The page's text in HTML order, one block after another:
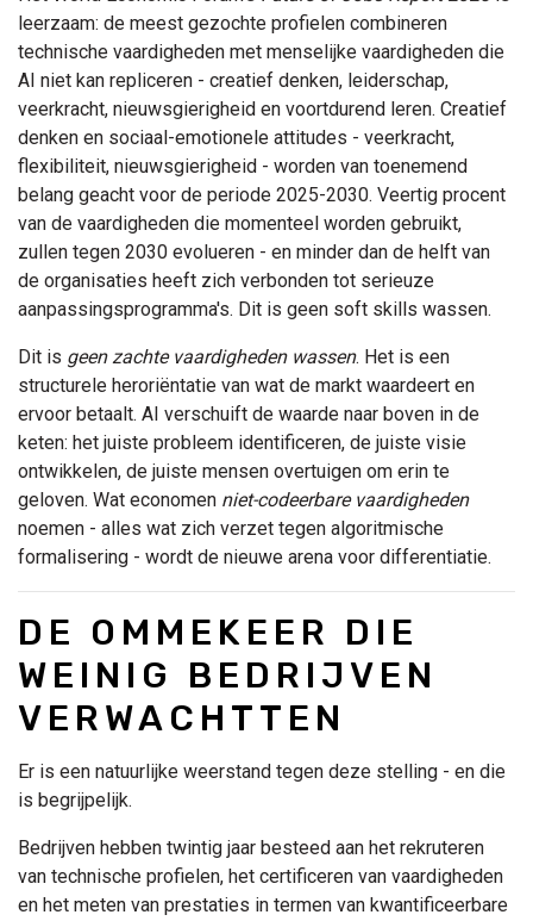
leerzaam: de meest gezochte profielen combineren
technische vaardigheden met menselijke vaardigheden die
AI niet kan repliceren - creatief denken, leiderschap,
veerkracht, nieuwsgierigheid en voortdurend leren. Creatief
denken en sociaal-emotionele attitudes - veerkracht,
flexibiliteit, nieuwsgierigheid - worden van toenemend
belang geacht voor de periode 2025-2030. Veertig procent
van de vaardigheden die momenteel worden gebruikt,
zullen tegen 2030 evolueren - en minder dan de helft van
de organisaties heeft zich verbonden tot serieuze
aanpassingsprogramma's. Dit is geen soft skills wassen.
Dit is geen zachte vaardigheden wassen. Het is een
structurele heroriëntatie van wat de markt waardeert en
ervoor betaalt. AI verschuift de waarde naar boven in de
keten: het juiste probleem identificeren, de juiste visie
ontwikkelen, de juiste mensen overtuigen om erin te
geloven. Wat economen niet-codeerbare vaardigheden
noemen - alles wat zich verzet tegen algoritmische
formalisering - wordt de nieuwe arena voor differentiatie.
DE OMMEKEER DIE
WEINIG BEDRIJVEN
VERWACHTTEN
Er is een natuurlijke weerstand tegen deze stelling - en die
is begrijpelijk.
Bedrijven hebben twintig jaar besteed aan het rekruteren
van technische profielen, het certificeren van vaardigheden
en het meten van prestaties in termen van kwantificeerbare